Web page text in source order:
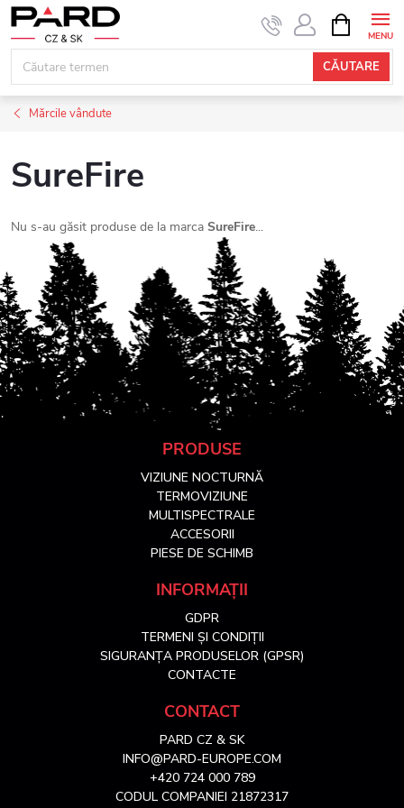
Treci
conținut
CĂUTARE
COŞ
DE
Mărcile vândute
SureFire
Nu s-au găsit produse de la marca SureFire...
PRODUSE
VIZIUNE NOCTURNĂ
TERMOVIZIUNE
MULTISPECTRALE
ACCESORII
PIESE DE SCHIMB
INFORMAȚII
GDPR
TERMENI ȘI CONDIȚII
SIGURANȚA PRODUSELOR (GPSR)
CONTACTE
CONTACT
PARD CZ & SK
INFO@PARD-EUROPE.COM
+420 724 000 789
CODUL COMPANIEI 21872317